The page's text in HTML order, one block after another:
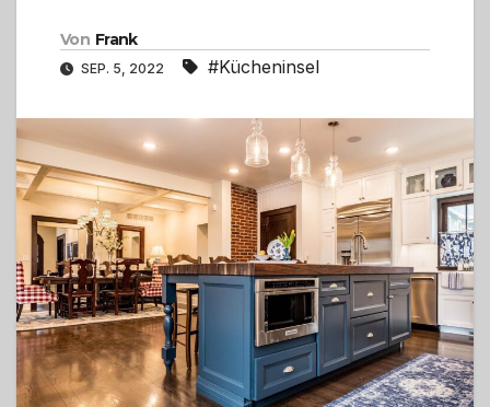
Von Frank
SEP. 5, 2022 #Kücheninsel